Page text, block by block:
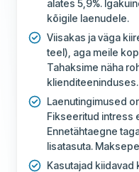
alates 5,9%.
kõigile laenudele.
Viisakas ja väga
teel), aga meile
Tahaksime näha
klienditeeninduses.
Laenutingimused
Fikseeritud intress
Ennetähtaegne
lisatasuta.
Kasutajad kiidavad